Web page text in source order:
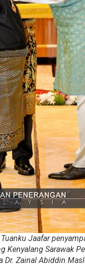
Jaafar
Kenyalang Sarawak
Dr. Zainal Abiddin